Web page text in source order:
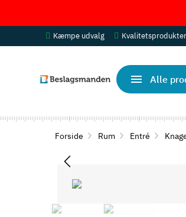
Kæmpe udvalg Kvalitetsprodukter
Alle
Forside Rum Entré